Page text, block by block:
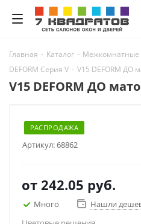
Главная - Каталог - Межкомнатные
DEFORM Серия V - V15 DEFORM ДО
V15 DEFORM ДО
РАСПРОДАЖА
Артикул:68862
от 242.05 руб.
Много
Нашли